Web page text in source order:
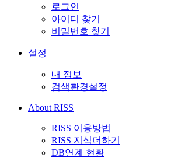
로그인
아이디 찾기
비밀번호 찾기
설정
내 정보
검색환경설정
About RISS
RISS 이용방법
RISS 지식더하기
DB연계 현황